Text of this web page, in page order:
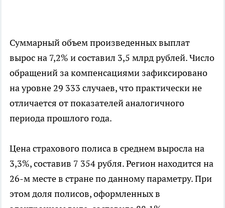
Суммарный объем произведенных выплат
вырос на 7,2% и составил 3,5 млрд рублей. Число
обращений за компенсациями зафиксировано
на уровне 29 333 случаев, что практически не
отличается от показателей аналогичного
периода прошлого года.
Цена страхового полиса в среднем выросла на
3,3%, составив 7 354 рубля. Регион находится на
26-м месте в стране по данному параметру. При
этом доля полисов, оформленных в